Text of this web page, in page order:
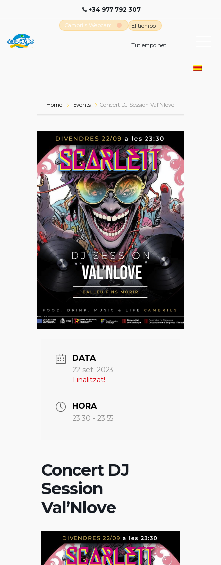
+34 977 792 307
Cambrils Webcam
El tiempo
-
Tutiempo.net
Home Events Concert DJ Session Val’Nlove
DATA
22 set. 2023
Finalitzat!
HORA
23:30 - 23:55
Concert DJ
Session
Val’Nlove